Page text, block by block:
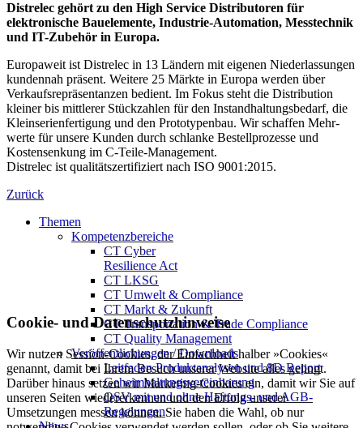
Distrelec gehört zu den High Service Distributoren für
elektronische Bauelemente, Industrie-Auto­mation, Messtechnik
und IT-Zubehör in Europa.
Europaweit ist Distrelec in 13 Ländern mit eigenen Nie­der­lassungen
kundennah präsent. Weitere 25 Märkte in Europa werden über
Verkaufsrepräsentanzen bedient. Im Fokus steht die Distribution
kleiner bis mittlerer Stück­zahlen für den Instandhaltungsbedarf, die
Kleinse­rienfertigung und den Prototypenbau. Wir schaffen Mehr­
werte für unsere Kunden durch schlanke Bestell­pro­zesse und
Kostensenkung im C-Teile-Management.
Distrelec ist qualitätszertifiziert nach ISO 9001:2015.
Zurück
Themen
Kompetenzbereiche
CT Cyber
Resilience Act
CT LKSG
CT Umwelt & Compliance
CT Markt & Zukunft
CT Transportation & Trade Compliance
CT Quality Management
Veröffentlichungen / Downloads
Leitfaden Produktanalysen und 8D Report
Geheimhaltungsverein­barung
QSV mit und ohne Haftungs- und AGB-
Regelungen
Cookie- und Datenschutzhinweise
Wir nutzen Session-Cookies, der Einfachheit halber »Cookies«
genannt, damit bei Ihrem Besuch unserer Website alles gelingt.
Darüber hinaus setzen wir Marketing-Cookies ein, damit wir Sie auf
unseren Seiten wiedererkennen und den Erfolg unserer
Umsetzungen messen können. Sie haben die Wahl, ob nur